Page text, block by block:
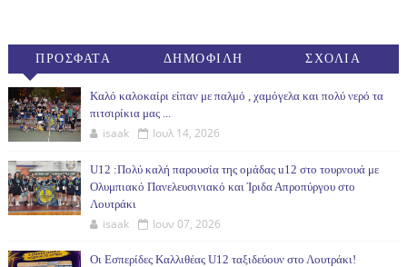
ΠΡΟΣΦΑΤΑ ΔΗΜΟΦΙΛΗ ΣΧΟΛΙΑ
Καλό καλοκαίρι είπαν με παλμό , χαμόγελα και πολύ νερό τα
πιτσιρίκια μας ...
isaak Ιουλ 14, 2026
U12 :Πολύ καλή παρουσία της ομάδας u12 στο τουρνουά με
Ολυμπιακό Πανελευσινιακό και Ίριδα Απροπύργου στο
Λουτράκι
isaak Ιουν 07, 2026
Οι Εσπερίδες Καλλιθέας U12 ταξιδεύουν στο Λουτράκι!